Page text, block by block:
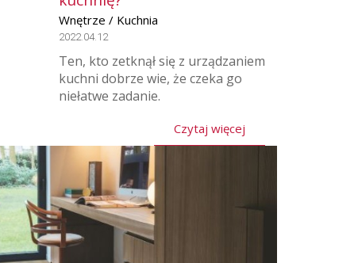
Wnętrze / Kuchnia
2022.04.12
Ten, kto zetknął się z urządzaniem
kuchni dobrze wie, że czeka go
niełatwe zadanie.
Czytaj więcej